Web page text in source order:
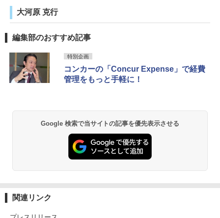
大河原 克行
編集部のおすすめ記事
特別企画
コンカーの「Concur Expense」で経費
管理をもっと手軽に！
Google 検索で当サイトの記事を優先表示させる
関連リンク